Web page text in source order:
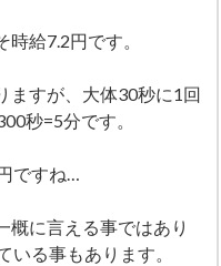
給7.2円です。
ますが、大体30秒に1回
秒=5分です。
ですね…
概に言える事ではあり
いる事もあります。